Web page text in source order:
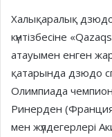
Халықаралық
күнтізбесіне
атауымен енген
қатарында дзюдо
Олимпиада
Ринерден
мен жүлдегерлері